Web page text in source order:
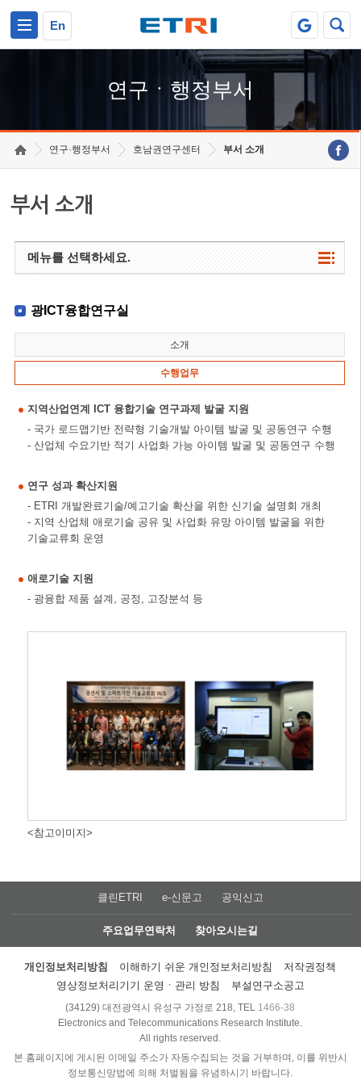
En
연구ㆍ행정부서
연구·행정부서 호남권연구센터 부서 소개
부서 소개
메뉴를 선택하세요.
광ICT융합연구실
소개
수행업무
지역산업연계 ICT 융합기술 연구과제 발굴 지원
- 국가 로드맵기반 전략형 기술개발 아이템 발굴 및 공동연구 수행
- 산업체 수요기반 적기 사업화 가능 아이템 발굴 및 공동연구 수행
연구 성과 확산지원
- ETRI 개발완료기술/예고기술 확산을 위한 신기술 설명회 개최
- 지역 산업체 애로기술 공유 및 사업화 유망 아이템 발굴을 위한
기술교류회 운영
애로기술 지원
- 광융합 제품 설계, 공정, 고장분석 등
<참고이미지>
클린ETRI e-신문고 공익신고
주요업무연락처 찾아오시는길
개인정보처리방침 이해하기 쉬운 개인정보처리방침
저작권정책
영상정보처리기기 운영ㆍ관리 방침
부설연구소공고
(34129) 대전광역시 유성구 가정로 218, TEL 1466-38
Electronics and Telecommunications Research Institute.
All rights reserved.
본 홈페이지에 게시된 이메일 주소가 자동수집되는 것을 거부하며, 이를 위반시
정보통신망법에 의해 처벌됨을 유념하시기 바랍니다.